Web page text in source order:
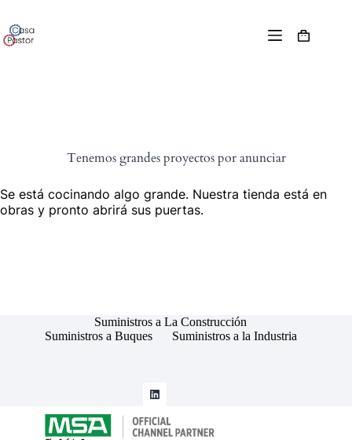
Tenemos grandes proyectos por anunciar
Se está cocinando algo grande. Nuestra tienda está en
obras y pronto abrirá sus puertas.
Suministros a La Construcción
Suministros a Buques
Suministros a la Industria